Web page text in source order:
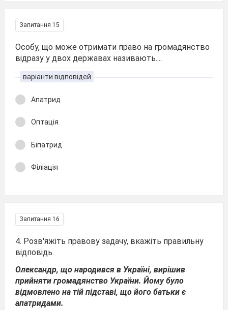
Запитання 15
Особу, що може отримати право на громадянство
відразу у двох державах називають....
варіанти відповідей
Апатрид
Оптація
Біпатрид
Філіація
Запитання 16
4. Розв'яжіть правову задачу, вкажіть правильну
відповідь.
Олександр, що народився в Україні, вирішив
прийняти громадянство України. Йому було
відмовлено на тій підставі, що його батьки є
апатридами.